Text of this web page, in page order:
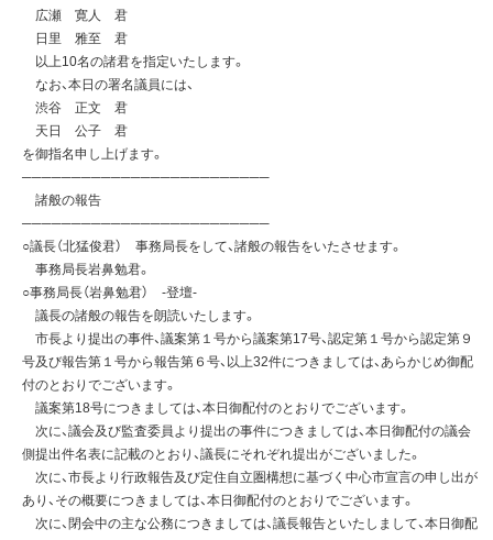
広瀬 寛人 君
日里 雅至 君
以上10名の諸君を指定いたします。
なお、本日の署名議員には、
渋谷 正文 君
天日 公子 君
を御指名申し上げます。
─────────────────────────
諸般の報告
─────────────────────────
○議長（北猛俊君） 事務局長をして、諸般の報告をいたさせます。
事務局長岩鼻勉君。
○事務局長（岩鼻勉君） -登壇-
議長の諸般の報告を朗読いたします。
市長より提出の事件、議案第１号から議案第17号、認定第１号から認定第９
号及び報告第１号から報告第６号、以上32件につきましては、あらかじめ御配
付のとおりでございます。
議案第18号につきましては、本日御配付のとおりでございます。
次に、議会及び監査委員より提出の事件につきましては、本日御配付の議会
側提出件名表に記載のとおり、議長にそれぞれ提出がございました。
次に、市長より行政報告及び定住自立圏構想に基づく中心市宣言の申し出が
あり、その概要につきましては、本日御配付のとおりでございます。
次に、閉会中の主な公務につきましては、議長報告といたしまして、本日御配